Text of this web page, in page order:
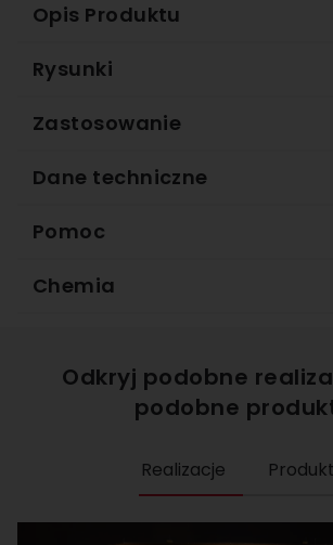
Opis Produktu
Rysunki
Zastosowanie
Dane techniczne
Pomoc
Chemia
Odkryj podobne
podobne
Realizacje